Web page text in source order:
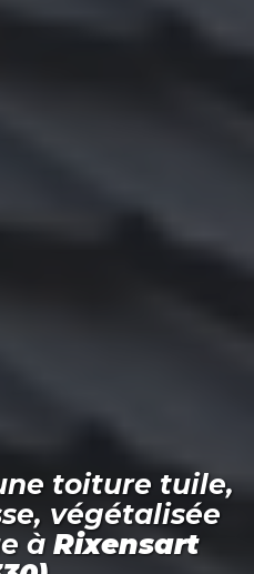
toiture tuile,
végétalisée
à Rixensart